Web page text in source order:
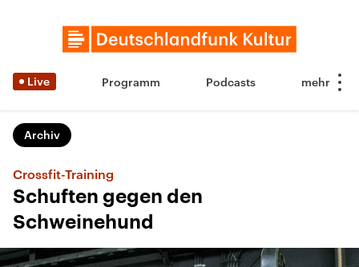
Live Programm Podcasts
Archiv
Crossfit-Training
Schuften gegen den
Schweinehund